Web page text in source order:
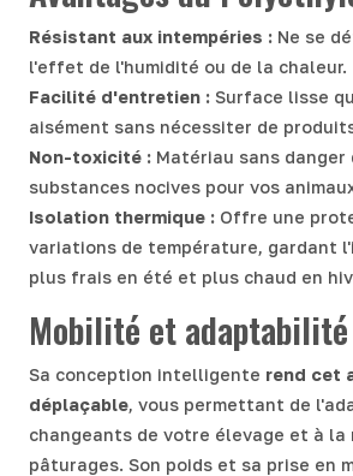
Résistant aux intempéries : Ne se
l'effet de l'humidité ou de la chaleur.
Facilité d'entretien : Surface lisse
aisément sans nécessiter de
Non-toxicité : Matériau sans danger
substances nocives pour vos
Isolation thermique : Offre une
variations de température, gardant
plus frais en été et plus chaud en
Mobilité et adaptabilité
Sa conception intelligente rend cet
déplaçable, vous permettant de
changeants de votre élevage et à
pâturages. Son poids et sa prise en